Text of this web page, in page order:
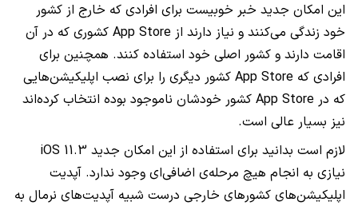
این امکان جدید خبر خوبیست برای افرادی که خارج از کشور
خود زندگی می‌کنند و نیاز دارند از App Store کشوری که در آن
اقامت دارند و کشور اصلی خود استفاده کنند. همچنین برای
افرادی که App Store کشور دیگری را برای نصب اپلیکیشن‌هایی
که در App Store کشور خودشان ناموجود بوده انتخاب کرده‌اند
نیز بسیار عالی است.
لازم است بدانید برای استفاده از این امکان جدید iOS 11.3
نیازی به انجام هیچ مرحله‌ی اضافی‌ای وجود ندارد. آپدیت
اپلیکیشن‌های کشورهای خارجی درست شبیه آپدیت‌های نرمال به